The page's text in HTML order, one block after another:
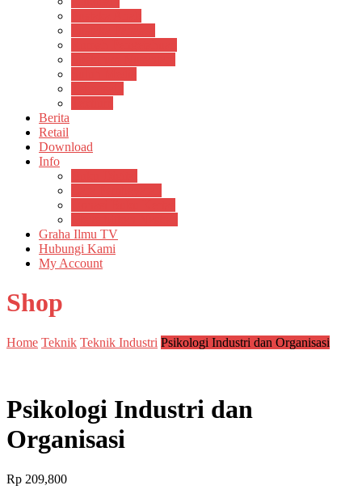
Berita
Retail
Download
Info
Graha Ilmu TV
Hubungi Kami
My Account
Shop
Home Teknik Teknik Industri Psikologi Industri dan Organisasi
Psikologi Industri dan
Organisasi
Rp 209,800